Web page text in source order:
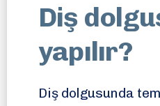
Diş
yapılır?
Diş dolgusunda